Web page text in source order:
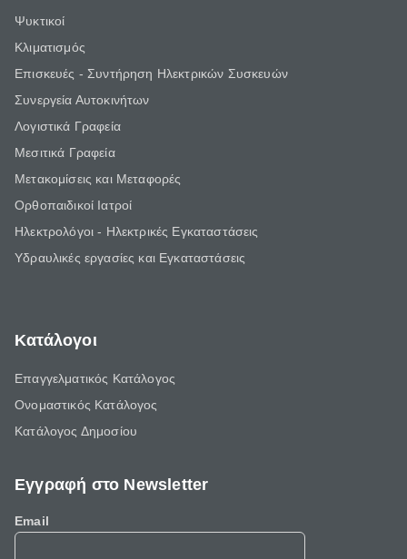
Ψυκτικοί
Κλιματισμός
Επισκευές - Συντήρηση Ηλεκτρικών Συσκευών
Συνεργεία Αυτοκινήτων
Λογιστικά Γραφεία
Μεσιτικά Γραφεία
Μετακομίσεις και Μεταφορές
Ορθοπαιδικοί Ιατροί
Ηλεκτρολόγοι - Ηλεκτρικές Εγκαταστάσεις
Υδραυλικές εργασίες και Εγκαταστάσεις
Κατάλογοι
Επαγγελματικός Κατάλογος
Ονομαστικός Κατάλογος
Κατάλογος Δημοσίου
Εγγραφή στο Newsletter
Email